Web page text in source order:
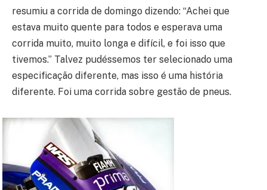
resumiu a corrida de domingo dizendo: “Achei que
estava muito quente para todos e esperava uma
corrida muito, muito longa e difícil, e foi isso que
tivemos.” Talvez pudéssemos ter selecionado uma
especificação diferente, mas isso é uma história
diferente. Foi uma corrida sobre gestão de pneus.